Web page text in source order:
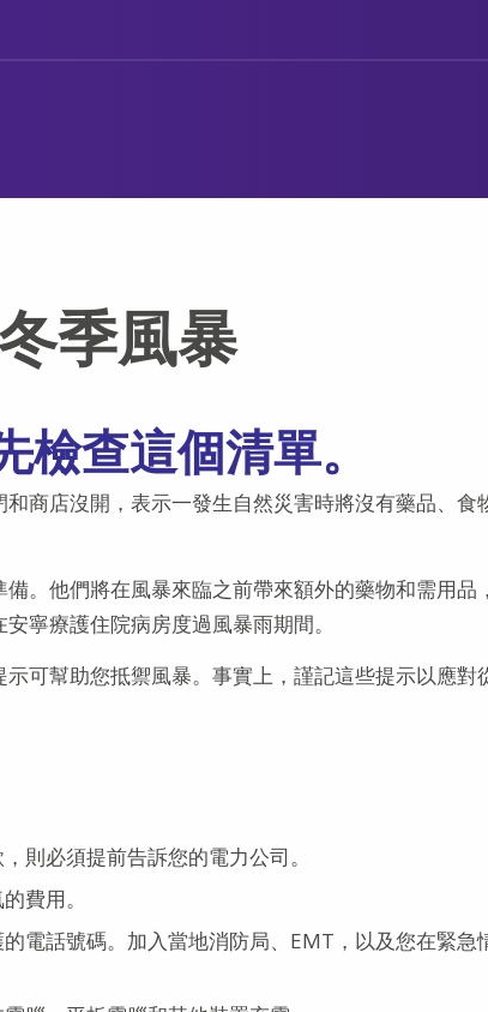
季風暴
查這個清單。
商店沒開，表示一發生自然災害時將沒有藥品、食
。他們將在風暴來臨之前帶來額外的藥物和需用品
寧療護住院病房度過風暴雨期間。
可幫助您抵禦風暴。事實上，謹記這些提示以應對
則必須提前告訴您的電力公司。
費用。
電話號碼。加入當地消防局、EMT，以及您在緊急